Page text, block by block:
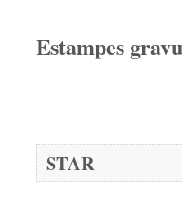
Estampes
STAR